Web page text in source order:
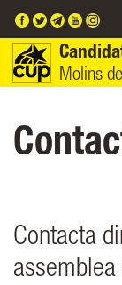
Vés al contingut
Molins
Contacta
assemblea